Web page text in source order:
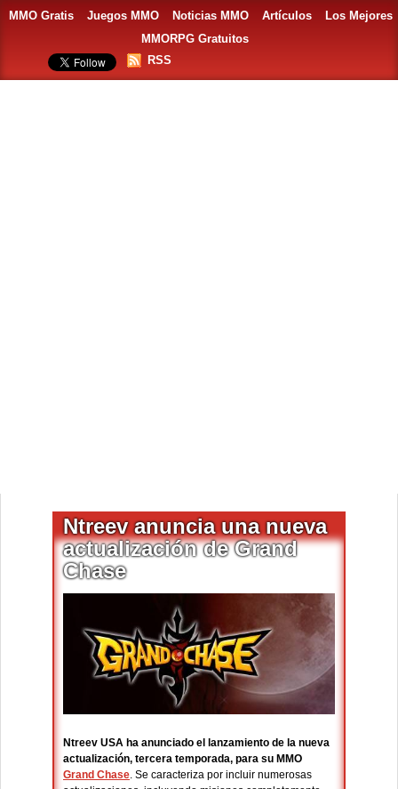
MMO Gratis Juegos MMO Noticias MMO Artículos
Los Mejores
MMORPG Gratuitos
RSS
Ntreev anuncia una nueva
actualización de Grand
Chase
Ntreev USA ha anunciado el lanzamiento de la nueva
actualización, tercera temporada, para su MMO
Grand Chase. Se caracteriza por incluir numerosas